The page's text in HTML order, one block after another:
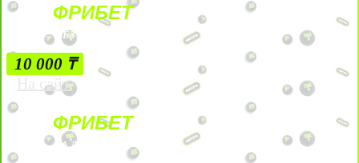
ФРИБЕТ
БЕЗ УСЛОВИЙ
10 000 ₸
На сайт
ФРИБЕТ
ЗА ДЕПОЗИТЫ